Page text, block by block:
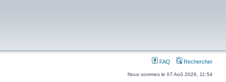
FAQ Rechercher
Nous sommes le 07 Aoû 2026, 11:54